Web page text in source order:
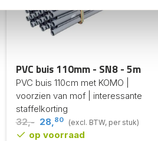
PVC buis 110mm - SN8 - 5m
PVC buis 110cm met KOMO |
voorzien van mof | interessante
staffelkorting
32,- 28,80 (excl. BTW, per stuk)
op voorraad